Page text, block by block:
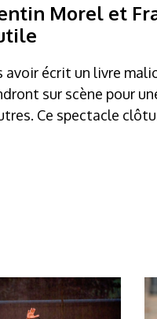
Morel et
avoir écrit un livre
sur scène pour
Ce spectacle